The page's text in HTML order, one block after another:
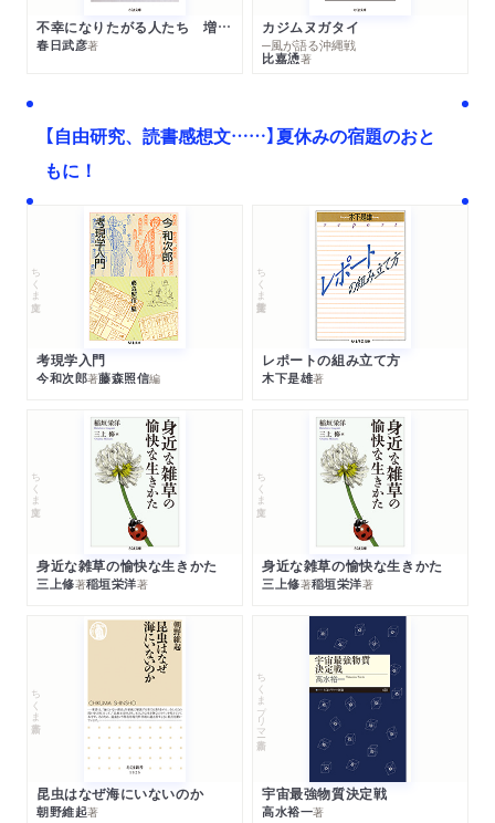
不幸になりたがる人たち 増補新版
春日武彦著
カジムヌガタイ
─風が語る沖縄戦
比嘉慂著
【自由研究、読書感想文……】夏休みの宿題のおと
もに！
ちくま文庫
考現学入門
今和次郎著藤森照信編
ちくま学芸文庫
レポートの組み立て方
木下是雄著
ちくま文庫
身近な雑草の愉快な生きかた
三上修著稲垣栄洋著
ちくま文庫
身近な雑草の愉快な生きかた
三上修著稲垣栄洋著
ちくま新書
昆虫はなぜ海にいないのか
朝野維起著
ちくまプリマー新書
宇宙最強物質決定戦
高水裕一著